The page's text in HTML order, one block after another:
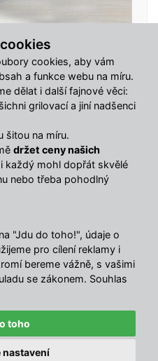
cookies, aby vám
a funkce webu na míru.
dělat i další fajnové věci:
grilovací a jiní nadšenci
šitou na míru.
držet ceny našich
každý mohl dopřát skvělé
nebo třeba pohodlný
"Jdu do toho!", údaje o
pro cílení reklamy i
bereme vážně, s vašimi
se zákonem. Souhlas
toho
nastavení
pro gurmány
i ke grilům na dřevěné
na sklokeramických,
sporácích.